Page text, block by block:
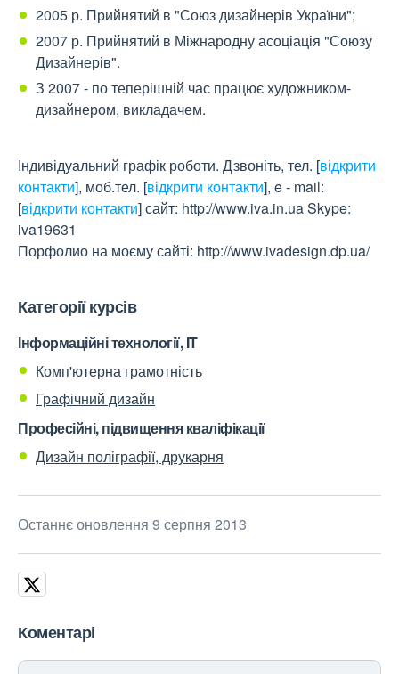
2005 р. Прийнятий в "Союз дизайнерів України";
2007 р. Прийнятий в Міжнародну асоціація "Союзу
Дизайнерів".
З 2007 - по теперішній час працює художником-
дизайнером, викладачем.
Індивідуальний графік роботи. Дзвоніть, тел. [відкрити
контакти], моб.тел. [відкрити контакти], e - mail:
[відкрити контакти]сайт: http://www.iva.in.ua Skype:
iva19631
Порфолио на моєму сайті: http://www.ivadesign.dp.ua/
Категорії курсів
Інформаційні технології, IT
Комп'ютерна грамотність
Графічний дизайн
Професійні, підвищення кваліфікації
Дизайн поліграфії, друкарня
Останнє оновлення 9 серпня 2013
Коментарі